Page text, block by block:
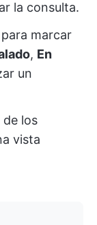
la consulta.
marcar
, En
un
de los
vista